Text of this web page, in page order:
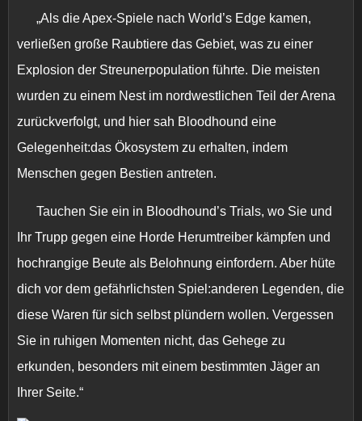
„Als die Apex-Spiele nach World’s Edge kamen,
verließen große Raubtiere das Gebiet, was zu einer
Explosion der Streunerpopulation führte. Die meisten
wurden zu einem Nest im nordwestlichen Teil der Arena
zurückverfolgt, und hier sah Bloodhound eine
Gelegenheit:das Ökosystem zu erhalten, indem
Menschen gegen Bestien antreten.
Tauchen Sie ein in Bloodhound’s Trials, wo Sie und
Ihr Trupp gegen eine Horde Herumtreiber kämpfen und
hochrangige Beute als Belohnung einfordern. Aber hüte
dich vor dem gefährlichsten Spiel:anderen Legenden, die
diese Waren für sich selbst plündern wollen. Vergessen
Sie in ruhigen Momenten nicht, das Gehege zu
erkunden, besonders mit einem bestimmten Jäger an
Ihrer Seite.“